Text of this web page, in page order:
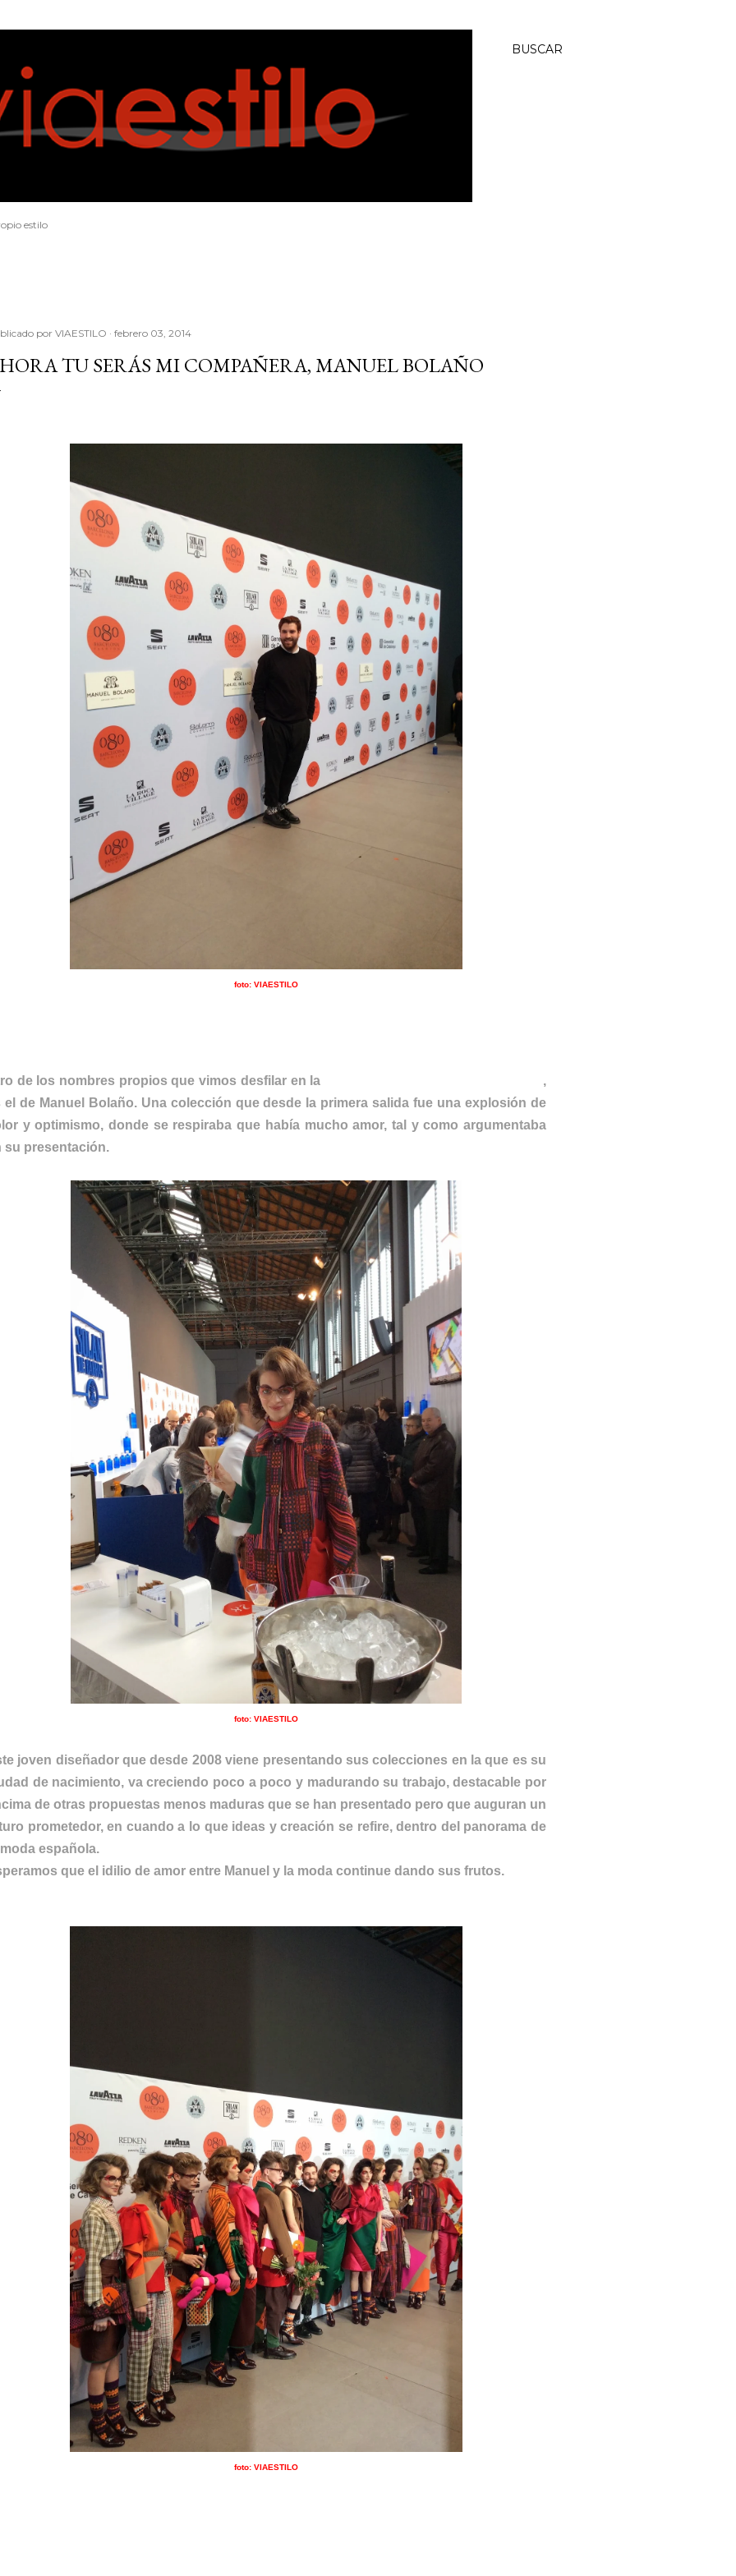
BUSCAR
estilo
porVIAESTILO febrero 03, 2014
TU SERÁS MI COMPAÑERA, MANUEL BOLAÑO
foto: VIAESTILO
de los nombres propios que vimos desfilar en la
,
el de Manuel Bolaño. Una colección que desde la primera salida fue una explosión de
y optimismo, donde se respiraba que había mucho amor, tal y como argumentaba
su presentación.
foto: VIAESTILO
joven diseñador que desde 2008 viene presentando sus colecciones en la que es su
de nacimiento, va creciendo poco a poco y madurando su trabajo, destacable por
de otras propuestas menos maduras que se han presentado pero que auguran un
prometedor, en cuando a lo que ideas y creación se refire, dentro del panorama de
moda española.
que el idilio de amor entre Manuel y la moda continue dando sus frutos.
foto: VIAESTILO